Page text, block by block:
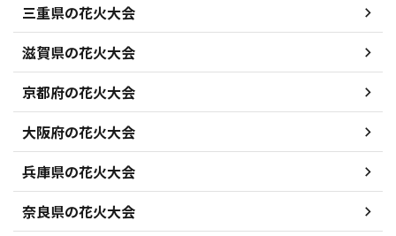
三重県の花火大会
滋賀県の花火大会
京都府の花火大会
大阪府の花火大会
兵庫県の花火大会
奈良県の花火大会